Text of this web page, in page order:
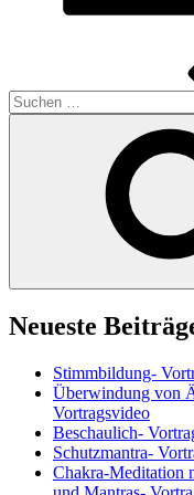
Suchen
nach:
Neueste
Stimmbildung-
Überwindung von
Vortragsvideo
Beschaulich-
Schutzmantra-
Chakra-Meditation